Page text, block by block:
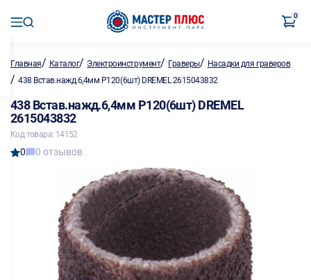
0
Главная/ Каталог/ Электроинструмент/ Граверы/ Насадки для граверов
/ 438 Встав.нажд.6,4мм P120(6шт) DREMEL 2615043832
438 Встав.нажд.6,4мм P120(6шт) DREMEL
2615043832
Код товара: 14152
0 0 отзывов